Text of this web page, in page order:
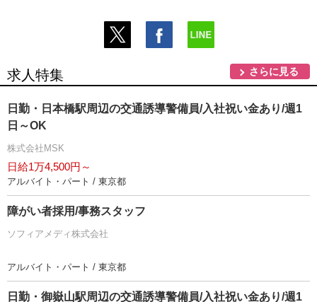
求人特集 さらに見る
日勤・日本橋駅周辺の交通誘導警備員/入社祝い金あり/週1
日～OK
株式会社MSK
日給1万4,500円～
アルバイト・パート / 東京都
障がい者採用/事務スタッフ
ソフィアメディ株式会社
アルバイト・パート / 東京都
日勤・御嶽山駅周辺の交通誘導警備員/入社祝い金あり/週1